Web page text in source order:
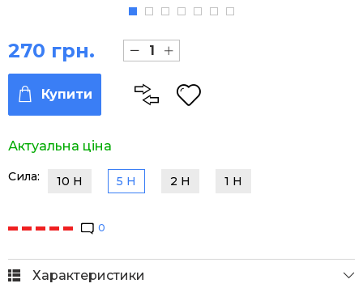
Сила: 10 H 5 H 2 H 1 H
Актуальна ціна
270 грн.
Купити
0
Характеристики